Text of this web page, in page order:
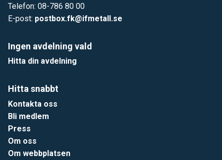
Telefon: 08-786 80 00
E-post: postbox.fk@ifmetall.se
Ingen avdelning vald
Hitta din avdelning
Hitta snabbt
Kontakta oss
Bli medlem
Press
Om oss
Om webbplatsen